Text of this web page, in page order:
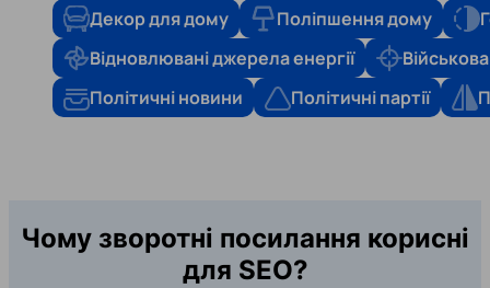
Декор для дому Поліпшення дому
Відновлювані джерела енергії
Політичні новини
Політичні партії
Чому зворотні посилання корисні
для SEO?